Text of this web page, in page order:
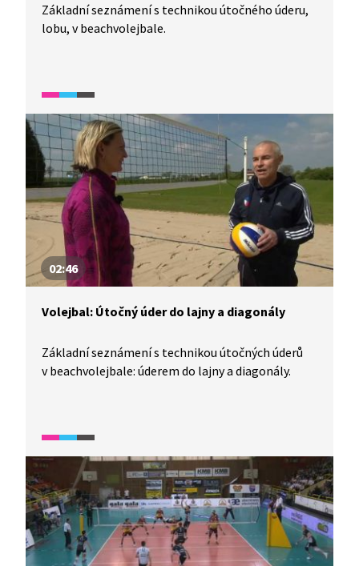
Základní seznámení s technikou útočného úderu,
lobu, v beachvolejbale.
02:46
Volejbal: Útočný úder do lajny a diagonály
Základní seznámení s technikou útočných úderů
v beachvolejbale: úderem do lajny a diagonály.